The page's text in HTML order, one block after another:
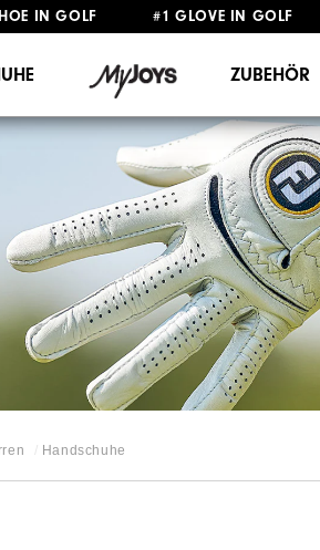
IN GOLF #1 GLOVE IN GOLF
ZUBEHÖR
Handschuhe